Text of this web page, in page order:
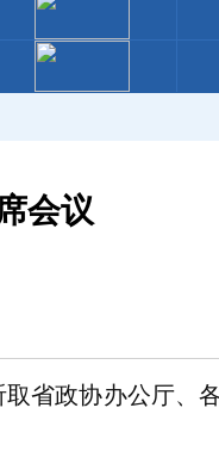
会议
省政协办公厅、